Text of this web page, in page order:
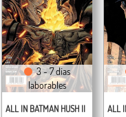
3 - 7 días
laborables
ALL IN BATMAN HUSH II ALL